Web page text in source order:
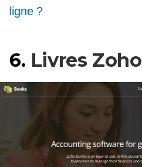
ligne ?
6. Livres Zoho